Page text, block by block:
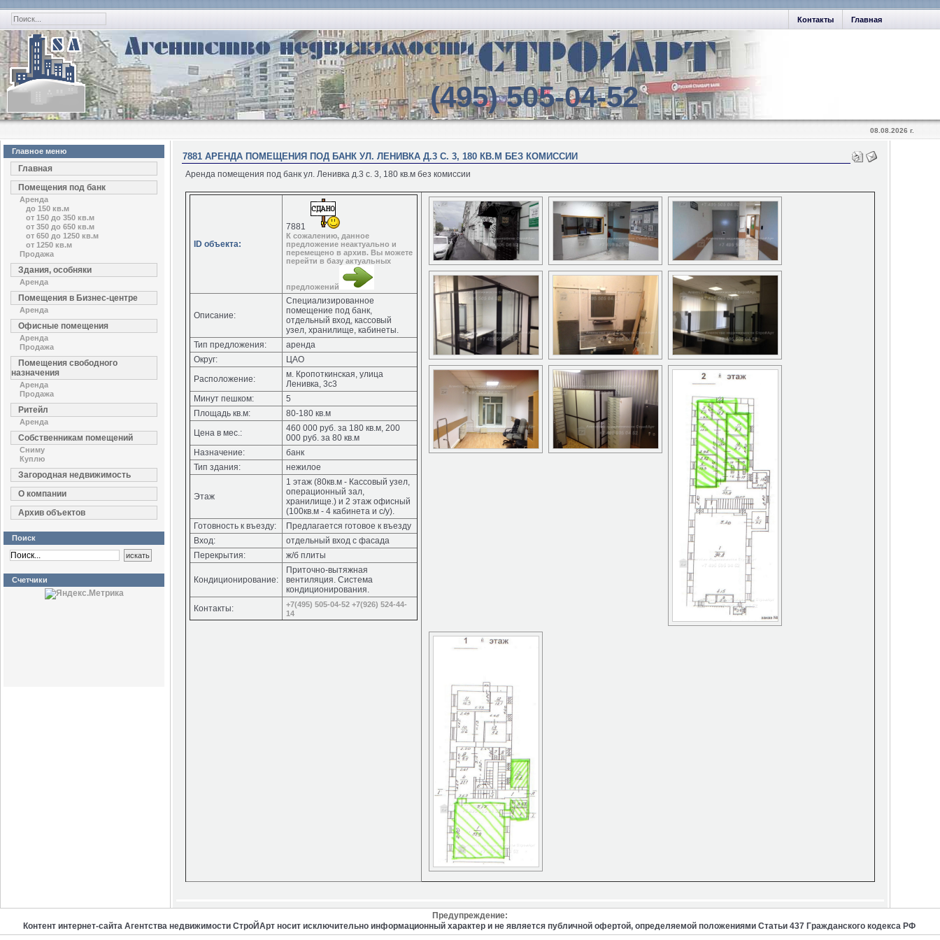
Главная
Контакты
(495) 505-04-52
08.08.2026 г.
Главное меню
Главная
Помещения под банк
Аренда
до 150 кв.м
от 150 до 350 кв.м
от 350 до 650 кв.м
от 650 до 1250 кв.м
от 1250 кв.м
Продажа
Здания, особняки
Аренда
Помещения в Бизнес-центре
Аренда
Офисные помещения
Аренда
Продажа
Помещения свободного
назначения
Аренда
Продажа
Ритейл
Аренда
Собственникам помещений
Сниму
Куплю
Загородная недвижимость
О компании
Архив объектов
Поиск
Счетчики
7881 АРЕНДА ПОМЕЩЕНИЯ ПОД БАНК УЛ. ЛЕНИВКА Д.3 С. 3, 180 КВ.М БЕЗ КОМИССИИ
Аренда помещения под банк ул. Ленивка д.3 с. 3, 180 кв.м без комиссии
ID объекта:
7881
К сожалению, данное
предложение неактуально и
перемещено в архив. Вы можете
перейти в базу актуальных
предложений
Описание:
Специализированное
помещение под банк,
отдельный вход, кассовый
узел, хранилище, кабинеты.
Тип предложения:
аренда
Округ:
ЦАО
Расположение:
м. Кропоткинская, улица
Ленивка, 3с3
Минут пешком:
5
Площадь кв.м:
80-180 кв.м
Цена в мес.:
460 000 руб. за 180 кв.м, 200
000 руб. за 80 кв.м
Назначение:
банк
Тип здания:
нежилое
Этаж
1 этаж (80кв.м - Кассовый узел,
операционный зал,
хранилище.) и 2 этаж офисный
(100кв.м - 4 кабинета и с/у).
Готовность к въезду:
Предлагается готовое к въезду
Вход:
отдельный вход с фасада
Перекрытия:
ж/б плиты
Кондиционирование:
Приточно-вытяжная
вентиляция. Система
кондиционирования.
Контакты:
+7(495) 505-04-52 +7(926) 524-44-
14
Предупреждение:
Контент интернет-сайта Агентства недвижимости СтроЙАрт носит исключительно информационный характер и не является публичной офертой, определяемой положениями Статьи 437 Гражданского кодекса РФ